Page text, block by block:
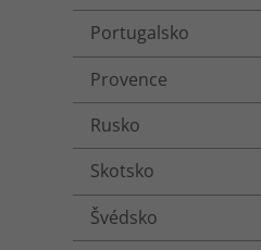
Portugalsko
Provence
Rusko
Skotsko
Švédsko